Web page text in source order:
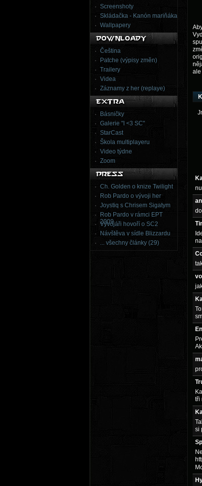
Screenshoty
Skládačka - Kanón mariňáka
Wallpapery
Čeština
Patche (výpisy změn)
Trailery
Videa
Záznamy z her (replaye)
Básničky
Galerie "I <3 SC"
StarCast
Škola multiplayeru
Video týdne
Zoom
Ch. Golden o knize Twilight
Rob Pardo o vývoji her
Joystiq s Chrisem Sigatym
Rob Pardo v rámci EPT
2009
Vývojáři hovoří o SC2
Návštěva v sídle Blizzardu
... všechny články (29)
ale
tři
si